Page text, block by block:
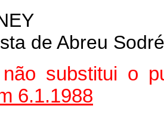
de Abreu Sodré
substitui o
6.1.1988